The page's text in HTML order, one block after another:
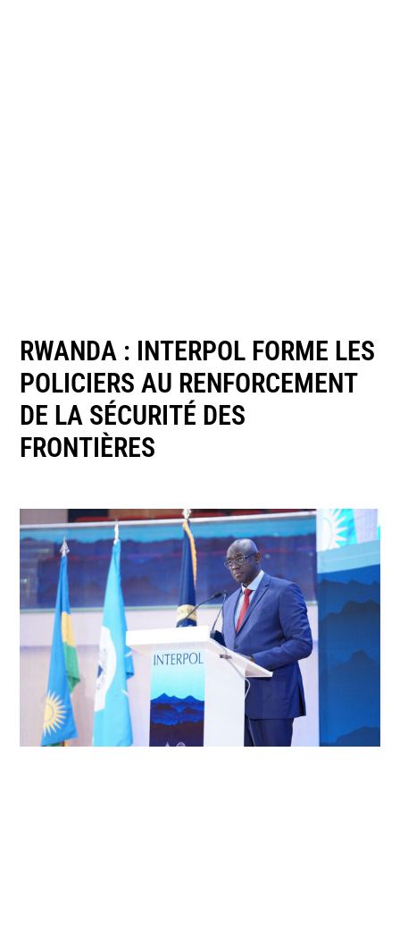
RWANDA : INTERPOL FORME LES
POLICIERS AU RENFORCEMENT
DE LA SÉCURITÉ DES
FRONTIÈRES